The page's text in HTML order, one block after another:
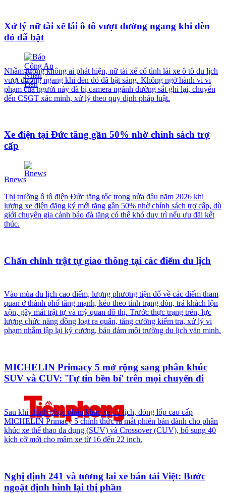
Xử lý nữ tài xế lái ô tô vượt đường ngang khi đèn
đỏ đã bật
Nhầm tưởng không ai phát hiện, nữ tài xế cố tình lái xe ô tô du lịch
vượt đường ngang khi đèn đỏ đã bật sáng. Không ngờ hành vi vi
phạm của người này đã bị camera ngành đường sắt ghi lại, chuyển
đến CSGT xác minh, xử lý theo quy định pháp luật.
Xe điện tại Đức tăng gần 50% nhờ chính sách trợ
cấp
Bnews
Thị trường ô tô điện Đức tăng tốc trong nửa đầu năm 2026 khi
lượng xe điện đăng ký mới tăng gần 50% nhờ chính sách trợ cấp, dù
giới chuyên gia cảnh báo đà tăng có thể khó duy trì nếu ưu đãi kết
thúc.
Chấn chỉnh trật tự giao thông tại các điểm du lịch
Vào mùa du lịch cao điểm, lượng phương tiện đổ về các điểm tham
quan ở thành phố tăng mạnh, kéo theo tình trạng đón, trả khách lộn
xộn, gây mất trật tự và mỹ quan đô thị. Trước thực trạng trên, lực
lượng chức năng đồng loạt ra quân, tăng cường kiểm tra, xử lý vi
phạm nhằm lập lại kỷ cương, bảo đảm môi trường du lịch văn minh.
MICHELIN Primacy 5 mở rộng sang phân khúc
SUV và CUV: 'Tự tin bền bỉ' trên mọi chuyến đi
Sau khi chinh phục phân khúc xe du lịch, dòng lốp cao cấp
MICHELIN Primacy 5 chính thức ra mắt phiên bản dành cho phân
khúc xe thể thao đa dụng (SUV) và Crossover (CUV), bổ sung 40
kích cỡ mới cho mâm xe từ 16 đến 22 inch.
Nghị định 241 và tương lai xe bán tải Việt: Bước
ngoặt định hình lại thị phần